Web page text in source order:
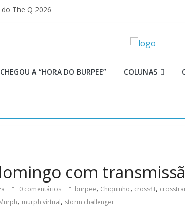
The Q 2026
CHEGOU A “HORA DO BURPEE” COLUNAS
com
0 comentários burpee, Chiquinho, crossfit,
, murph virtual, storm challenger